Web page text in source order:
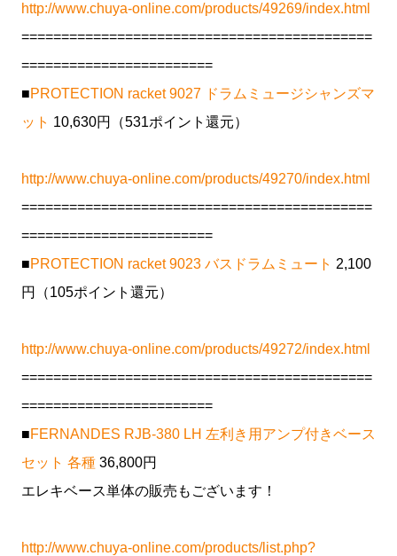
http://www.chuya-online.com/products/49269/index.html
============================================
========================
■PROTECTION racket 9027 ドラムミュージシャンズマ
ット 10,630円（531ポイント還元）
http://www.chuya-online.com/products/49270/index.html
============================================
========================
■PROTECTION racket 9023 バスドラムミュート 2,100
円（105ポイント還元）
http://www.chuya-online.com/products/49272/index.html
============================================
========================
■FERNANDES RJB-380 LH 左利き用アンプ付きベース
セット 各種 36,800円
エレキベース単体の販売もございます！
http://www.chuya-online.com/products/list.php?